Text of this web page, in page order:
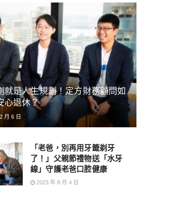
就是人生規劃！定方財務顧問如
心退休？
月 6 日
「老爸，別再用牙籤剃牙
了！」父親節禮物送「水牙
線」守護老爸口腔健康
2023 年 8 月 4 日